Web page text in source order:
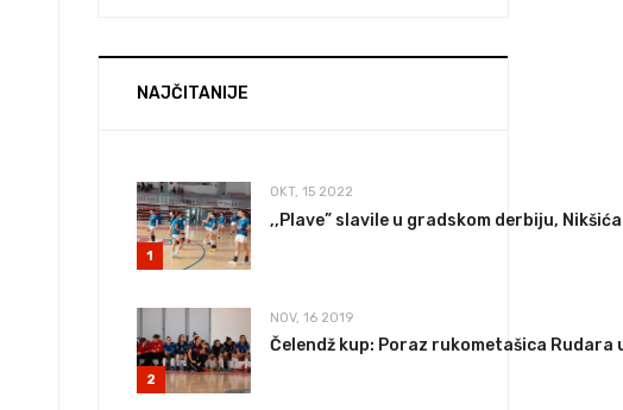
NAJČITANIJE
1
OKT, 15 2022
,,Plave” slavile u gradskom derbiju,
2
NOV, 16 2019
Čelendž kup: Poraz rukometašica Rudara